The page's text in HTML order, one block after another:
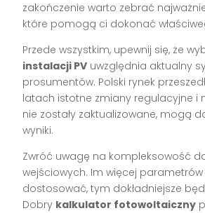
zakończenie warto zebrać
które pomogą ci dokonać
Przede wszystkim, upewnij się, że
instalacji PV uwzględnia aktualny
prosumentów. Polski rynek
latach istotne zmiany regulacyjne i
nie zostały zaktualizowane, mogą
wyniki.
Zwróć uwagę na kompleksowość
wejściowych. Im więcej
dostosować, tym dokładniejsze
Dobry kalkulator fotowoltaiczny